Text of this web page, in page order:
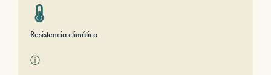
Resistencia climática
ⓘ